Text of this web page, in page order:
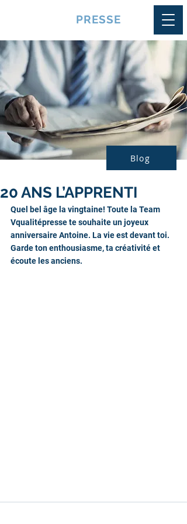
PRESSE
Blog
20 ANS L’APPRENTI
Quel bel âge la vingtaine! Toute la Team
Vqualitépresse te souhaite un joyeux
anniversaire Antoine. La vie est devant toi.
Garde ton enthousiasme, ta créativité et
écoute les anciens.